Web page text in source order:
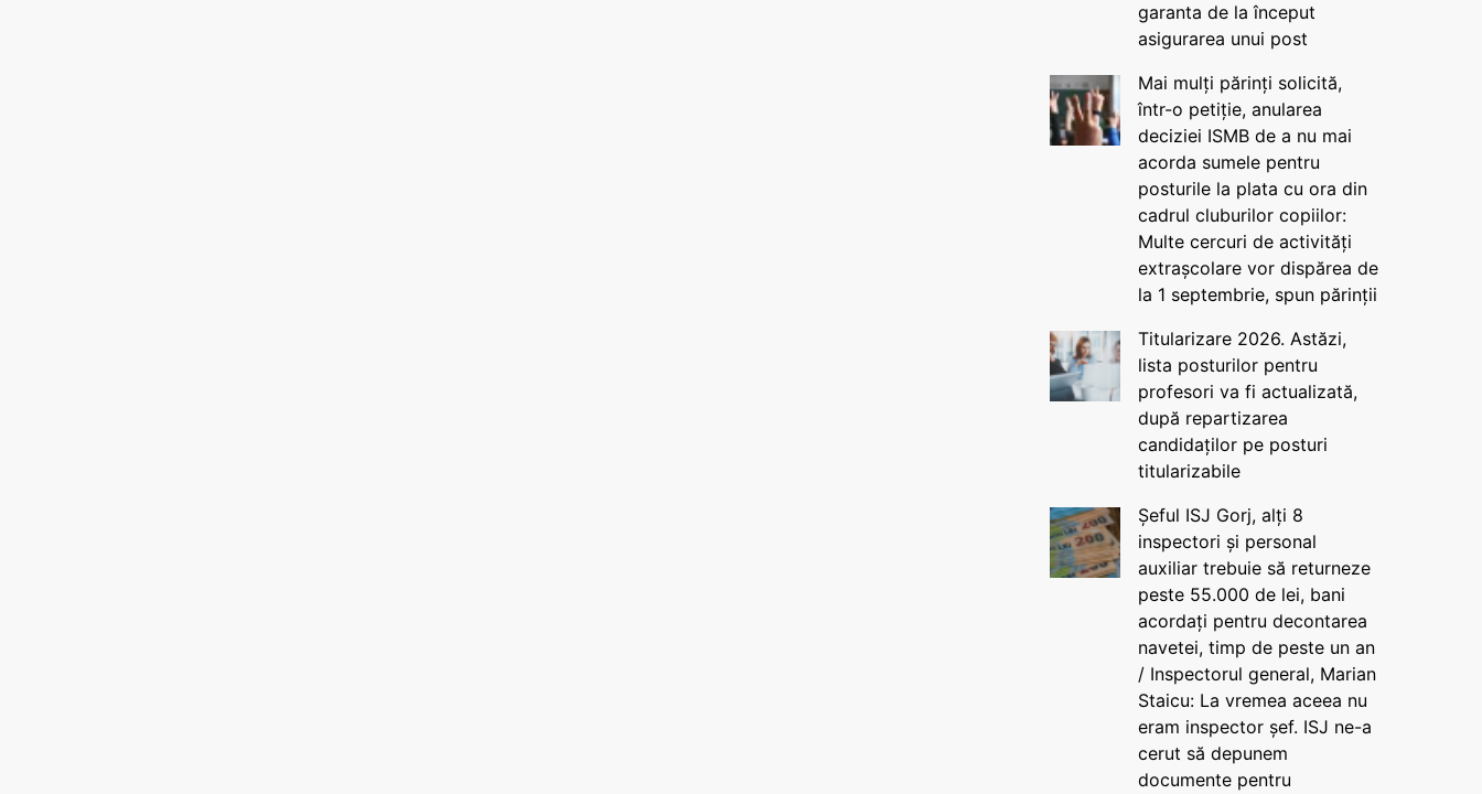
garanta de la început
asigurarea unui post
Mai mulți părinți solicită,
într-o petiție, anularea
deciziei ISMB de a nu mai
acorda sumele pentru
posturile la plata cu ora din
cadrul cluburilor copiilor:
Multe cercuri de activități
extrașcolare vor dispărea de
la 1 septembrie, spun părinții
Titularizare 2026. Astăzi,
lista posturilor pentru
profesori va fi actualizată,
după repartizarea
candidaților pe posturi
titularizabile
Șeful ISJ Gorj, alți 8
inspectori și personal
auxiliar trebuie să returneze
peste 55.000 de lei, bani
acordați pentru decontarea
navetei, timp de peste un an
/ Inspectorul general, Marian
Staicu: La vremea aceea nu
eram inspector șef. ISJ ne-a
cerut să depunem
documente pentru